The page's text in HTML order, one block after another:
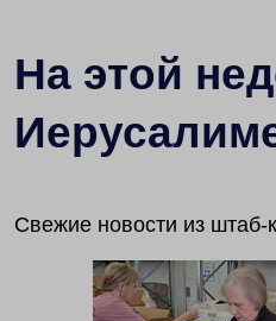
На этой
Свежие новости из штаб-